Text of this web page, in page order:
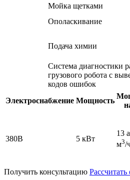
Мойка щетками
Ополаскивание
Подача химии
Система диагностики
грузового робота с
кодов ошибок
Электроснабжение Мощность
380В 5 кВт
13
м3/
Получить консультацию